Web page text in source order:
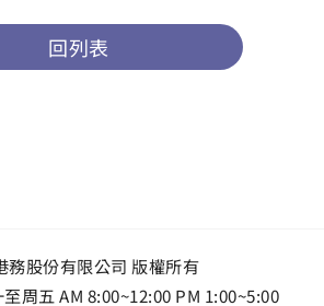
回列表
務股份有限公司 版權所有
至周五 AM 8:00~12:00 PM 1:00~5:00